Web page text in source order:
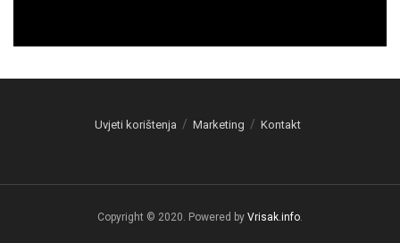
Uvjeti korištenja Marketing Kontakt
Copyright © 2020. Powered by Vrisak.info